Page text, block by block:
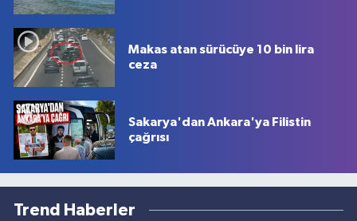
Makas atan sürücüye 10 bin lira
ceza
Sakarya'dan Ankara'ya Filistin
çağrısı
Trend Haberler